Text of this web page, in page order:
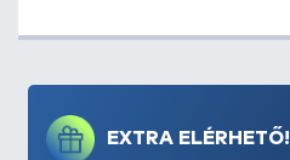
EXTRA ELÉRHETŐ!